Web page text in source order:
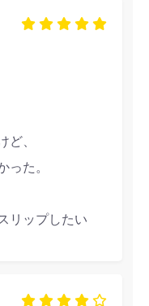
ど、
った。
リップしたい